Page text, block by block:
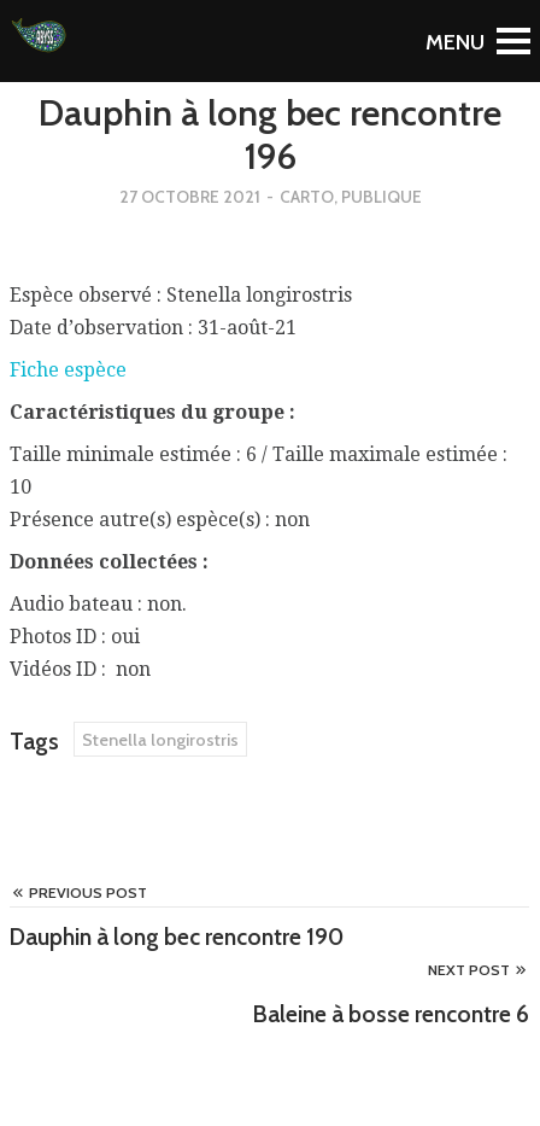
To Blog
Dauphin à long bec rencontre
196
27 OCTOBRE 2021 - CARTO, PUBLIQUE
Espèce observé : Stenella longirostris
Date d’observation : 31-août-21
Fiche espèce
Caractéristiques du groupe :
Taille minimale estimée : 6 / Taille maximale estimée :
10
Présence autre(s) espèce(s) : non
Données collectées :
Audio bateau : non.
Photos ID : oui
Vidéos ID : non
Tags Stenella longirostris
PREVIOUS POST
Dauphin à long bec rencontre 190
NEXT POST
Baleine à bosse rencontre 6